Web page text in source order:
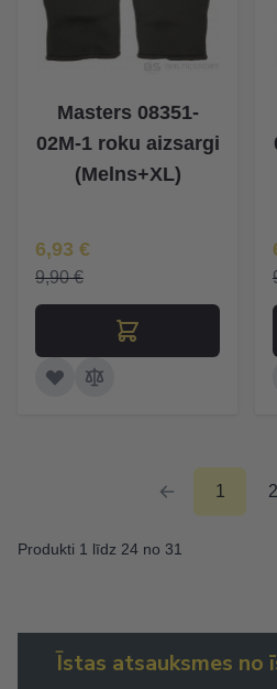
Masters 08351-
02M-1 roku aizsargi
(Melns+XL)
Īpaša Cena
6,93 €
9,90 €
1 2
Produkti 1 līdz 24 no 31
Īstas atsauksmes no